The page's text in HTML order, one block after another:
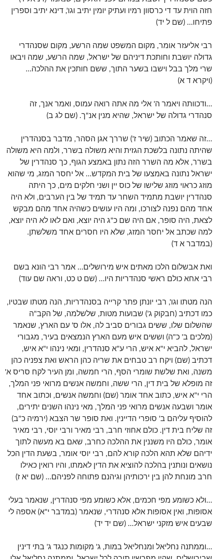
חזה הוית עד די כרסוון רמיו ועתיק יומין יתיב וגו', דינא יתיב וספרין
פתיחו… (שם ל יד)
רבי אליעזר אומר, מקום המשפט שמה הרשע, מקום שסנהדרי
גדולה יושבת וחותכת דיניהם של ישראל, שמה הרשע, שמה ויבאו
שרי מלך בבל וישבו בשער התוך, ששם חותכין את ההלכה…
(ויקרא ד א)
…ודכוותה ויאמר ה' אלי מה אתה רואה עמוס, ואמר אנך, זה
סנהדרי גדולה של ישראל, שהיא מנין אנ"ך. (שם לג ב)
…זה שאמר הכתוב (שיר ז') שררך אגן הסהר, מדבר בסנהדרין
שהיתה נתונה בלשכת הגזית והיא משולה בשרר, ולמה היא משולה
בשרר, אלא מה השרר הזה נתון באמצע הגוף, כך סנהדרין של
ישראל נתונה באמצעו של בית המקדש… אל יחסר המזג, מי שהוא
מוזג כראוי מוזג שלישו של כוס יין ושני חלקים מים, כך היתה
סנהדרין יושבת מתמיד השחר עד תמיד של בין הערבים, ולא היה
אחד מהם נפנה לצורכו, ומה היו עושים כשהיה אחד מהם מבקש
לצאת, היה סופר, אם היה שם כ"ג היה יוצא, ואם לאו לא היה יוצא,
למה שכתב אל יחסר המזג, שלא היו חסרים אחד משלשתן.
(במדבר א ד)
ואת אבשלום הלכו מאתים איש מירושלים… אמר רבי הונא בשם
רבי אחא כולם ראשי סנהדריות היו… (שם ט כט, וראה שם עוד)
הנה מטתו וגו', רבי יונתן פתר קרייה בסנהדריות, הנה מטתו שבטיו,
כמו דכתיב (חבקוק ג') שבועות מטות, שלשלמה, של הקב"ה
שהשלום שלו, ששים גבורים סביב לה, אלו ס' עם הארץ, שנאמר
(מלכים ב' כ"ה) וששים איש מעם הארץ הנמצאים בעיר, מגבורי
ישראל, להביא י"א איש, הרי ע"א סנהדרין, ומאי נינהו י"א איש,
דכתיב (שם) ויקח רב טבחים את שריה כהן הראש ואת צפניה כהן
משנה, ואת שלשת שומרי הסף, הרי חמשה, ומן העיר לקח סריס א'
זה מופלא של בית דין, הרי ששה, וחמשה אנשים מרואי פני המלך,
הרי י"א איש, כתוב אחד אומר (שם) וחמשה אנשים, וכתוב אחד
אומר ושבעה אנשים מרואי פני המלך, מאי נינהו השנים יתירים,
להוסיף עליהם ב' סופרי הדיינין. ואת סופר שר הצבא (ירמיה כ"ב)
זה שליח בית דין. כולם אחוזי חרב, רבי מאיר ורבי יוסי, רבי מאיר
אומר, כולם היו משננין את ההלכה כחרב, שאם בא מעשה לתוך
ידיהם שלא תהא הלכה קורא להם, רבי יוסי אומר, בשעת הדין הכל
נושאים ונותנין בהלכה להוציא את הדין לאמתו, והיו רואין כאילו
חרב מונחת להן בין ירכותיהן וגיהנם פתוחה לפניהם… (שם יא ז)
…ולא כשומע מפי חכמים, אלא כשומע מפי סנהדרין, שנאמר בעלי
אסופות, ואין אסופות אלא סנהדרי, שנאמר (במדבר י"א) אספה לי
שבעים איש מזקני ישראל… (שם יד יד)
…וממתנה נחליאל ומנחליאל במות, ג' מקומות כנגד ג' בתי דינין